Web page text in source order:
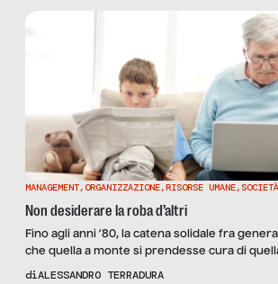
MANAGEMENT,ORGANIZZAZIONE,RISORSE UMANE, SOCIETÀ
Non desiderare la roba d’altri
Fino agli anni ’80, la catena solidale fra
che quella a monte si prendesse cura di
primi anni, dai pannolini alle tasse
diALESSANDRO TERRADURA